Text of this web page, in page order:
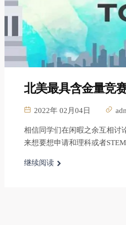
北美最具含金量竞
2022年 02月04日
相信同学们在闲暇之余互相讨
来想要想申请和理科或者
继续阅读